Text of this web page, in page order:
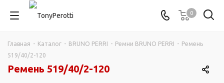
0
Главная - Каталог - BRUNO PERRI - Ремни BRUNO PERRI - Ремень
519/40/2-120
Ремень 519/40/2-120